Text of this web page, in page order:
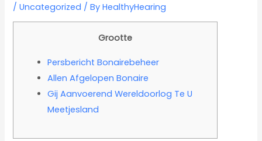
/Uncategorized / ByHealthyHearing
Grootte
Persbericht Bonairebeheer
Allen Afgelopen Bonaire
Gij Aanvoerend Wereldoorlog Te U
Meetjesland